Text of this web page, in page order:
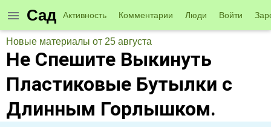
Сад Активность Комментарии Люди Войти
Новые материалы от 25 августа
Не Спешите Выкинуть
Пластиковые Бутылки с
Длинным Горлышком.